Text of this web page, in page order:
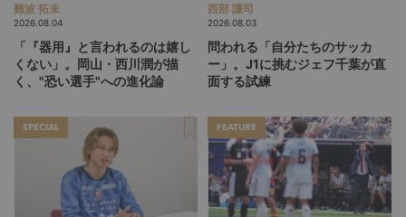
難波 拓未
2026.08.04
「『器用』と言われるのは嬉し
くない」。岡山・西川潤が描
く、"恐い選手"への進化論
西部 謙司
2026.08.03
問われる「自分たちのサッカ
ー」。J1に挑むジェフ千葉が直
面する試練
SPECIAL FEATURE